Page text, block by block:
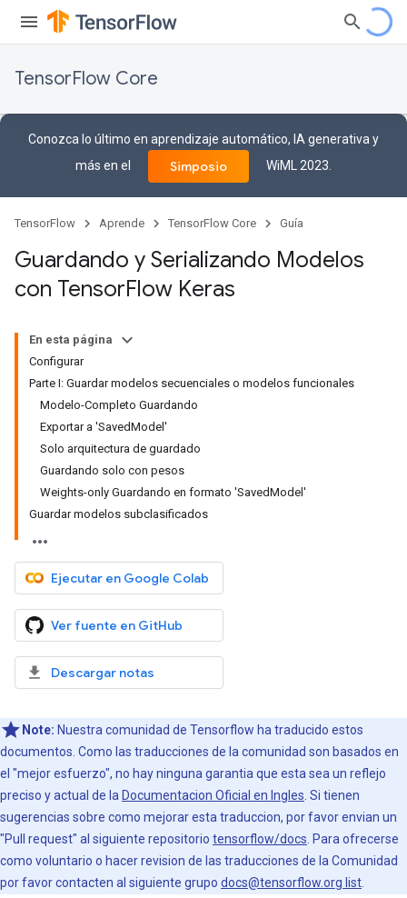
TensorFlow Core
Conozca lo último en aprendizaje automático, IA generativa y
más en el
Simposio WiML 2023.
TensorFlow Aprende TensorFlow Core Guía
Guardando y Serializando Modelos
con TensorFlow Keras
En esta página
Configurar
Parte I: Guardar modelos secuenciales o modelos funcionales
Modelo-Completo Guardando
Exportar a 'SavedModel'
Solo arquitectura de guardado
Guardando solo con pesos
Weights-only Guardando en formato 'SavedModel'
Guardar modelos subclasificados
Ejecutar en Google Colab
Ver fuente en GitHub
Descargar notas
Note: Nuestra comunidad de Tensorflow ha traducido estos
documentos. Como las traducciones de la comunidad son basados en
el "mejor esfuerzo", no hay ninguna garantia que esta sea un reflejo
preciso y actual de la Documentacion Oficial en Ingles . Si tienen
sugerencias sobre como mejorar esta traduccion, por favor envian un
"Pull request" al siguiente repositorio tensorflow/docs . Para ofrecerse
como voluntario o hacer revision de las traducciones de la Comunidad
por favor contacten al siguiente grupo docs@tensorflow.org list